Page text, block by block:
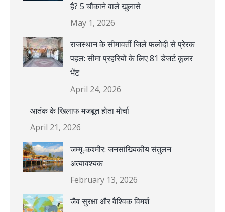
है? 5 चौंकाने वाले खुलासे
May 1, 2026
राजस्थान के सीमावर्ती जिले फलोदी से प्रेरक
पहल: सीमा प्रहरियों के लिए 81 डेजर्ट कूलर
भेंट
April 24, 2026
आतंक के खिलाफ मजबूत होता मोर्चा
April 21, 2026
जम्मू-कश्मीर: जनसांख्यिकीय संतुलन
अत्यावश्यक
February 13, 2026
जैव सुरक्षा और वैश्विक विमर्श